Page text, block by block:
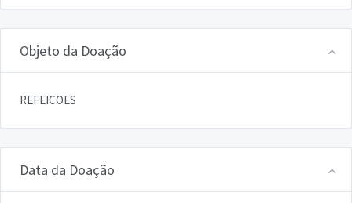
Objeto da Doação
REFEICOES
Data da Doação